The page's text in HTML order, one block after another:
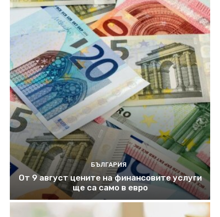
БЪЛГАРИЯ
От 9 август цените на финансовите услуги
ще са само в евро